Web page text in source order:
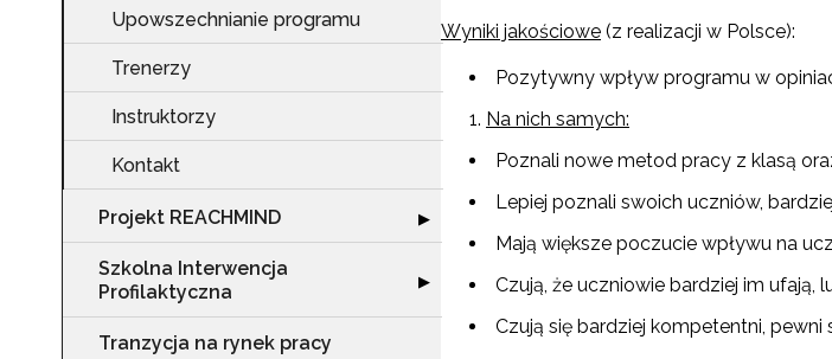
Upowszechnianie programu
Trenerzy
Instruktorzy
Kontakt
Projekt REACHMIND Rozwiń sekcję "Projekt REACHMIND"
▶
Szkolna Interwencja
Profilaktyczna
Rozwiń sekcję "Szkolna Interwencja Profilaktyczna"
▶
Tranzycja na rynek pracy
Wyniki jakościowe (z realizacji w Polsce):
Pozytywny wpływ programu w
Na nich samych:
Poznali nowe metod pracy z klasą
Lepiej poznali swoich uczniów,
Mają większe poczucie wpływu na
Czują, że uczniowie bardziej im ufają,
Czują się bardziej kompetentni, pewni